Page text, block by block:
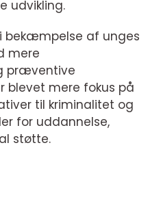
udvikling.
bekæmpelse af unges
mere
præventive
blevet mere fokus på
til kriminalitet og
for uddannelse,
støtte.